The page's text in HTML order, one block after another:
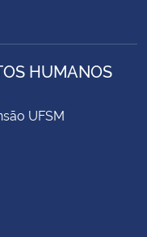
HUMANOS
UFSM